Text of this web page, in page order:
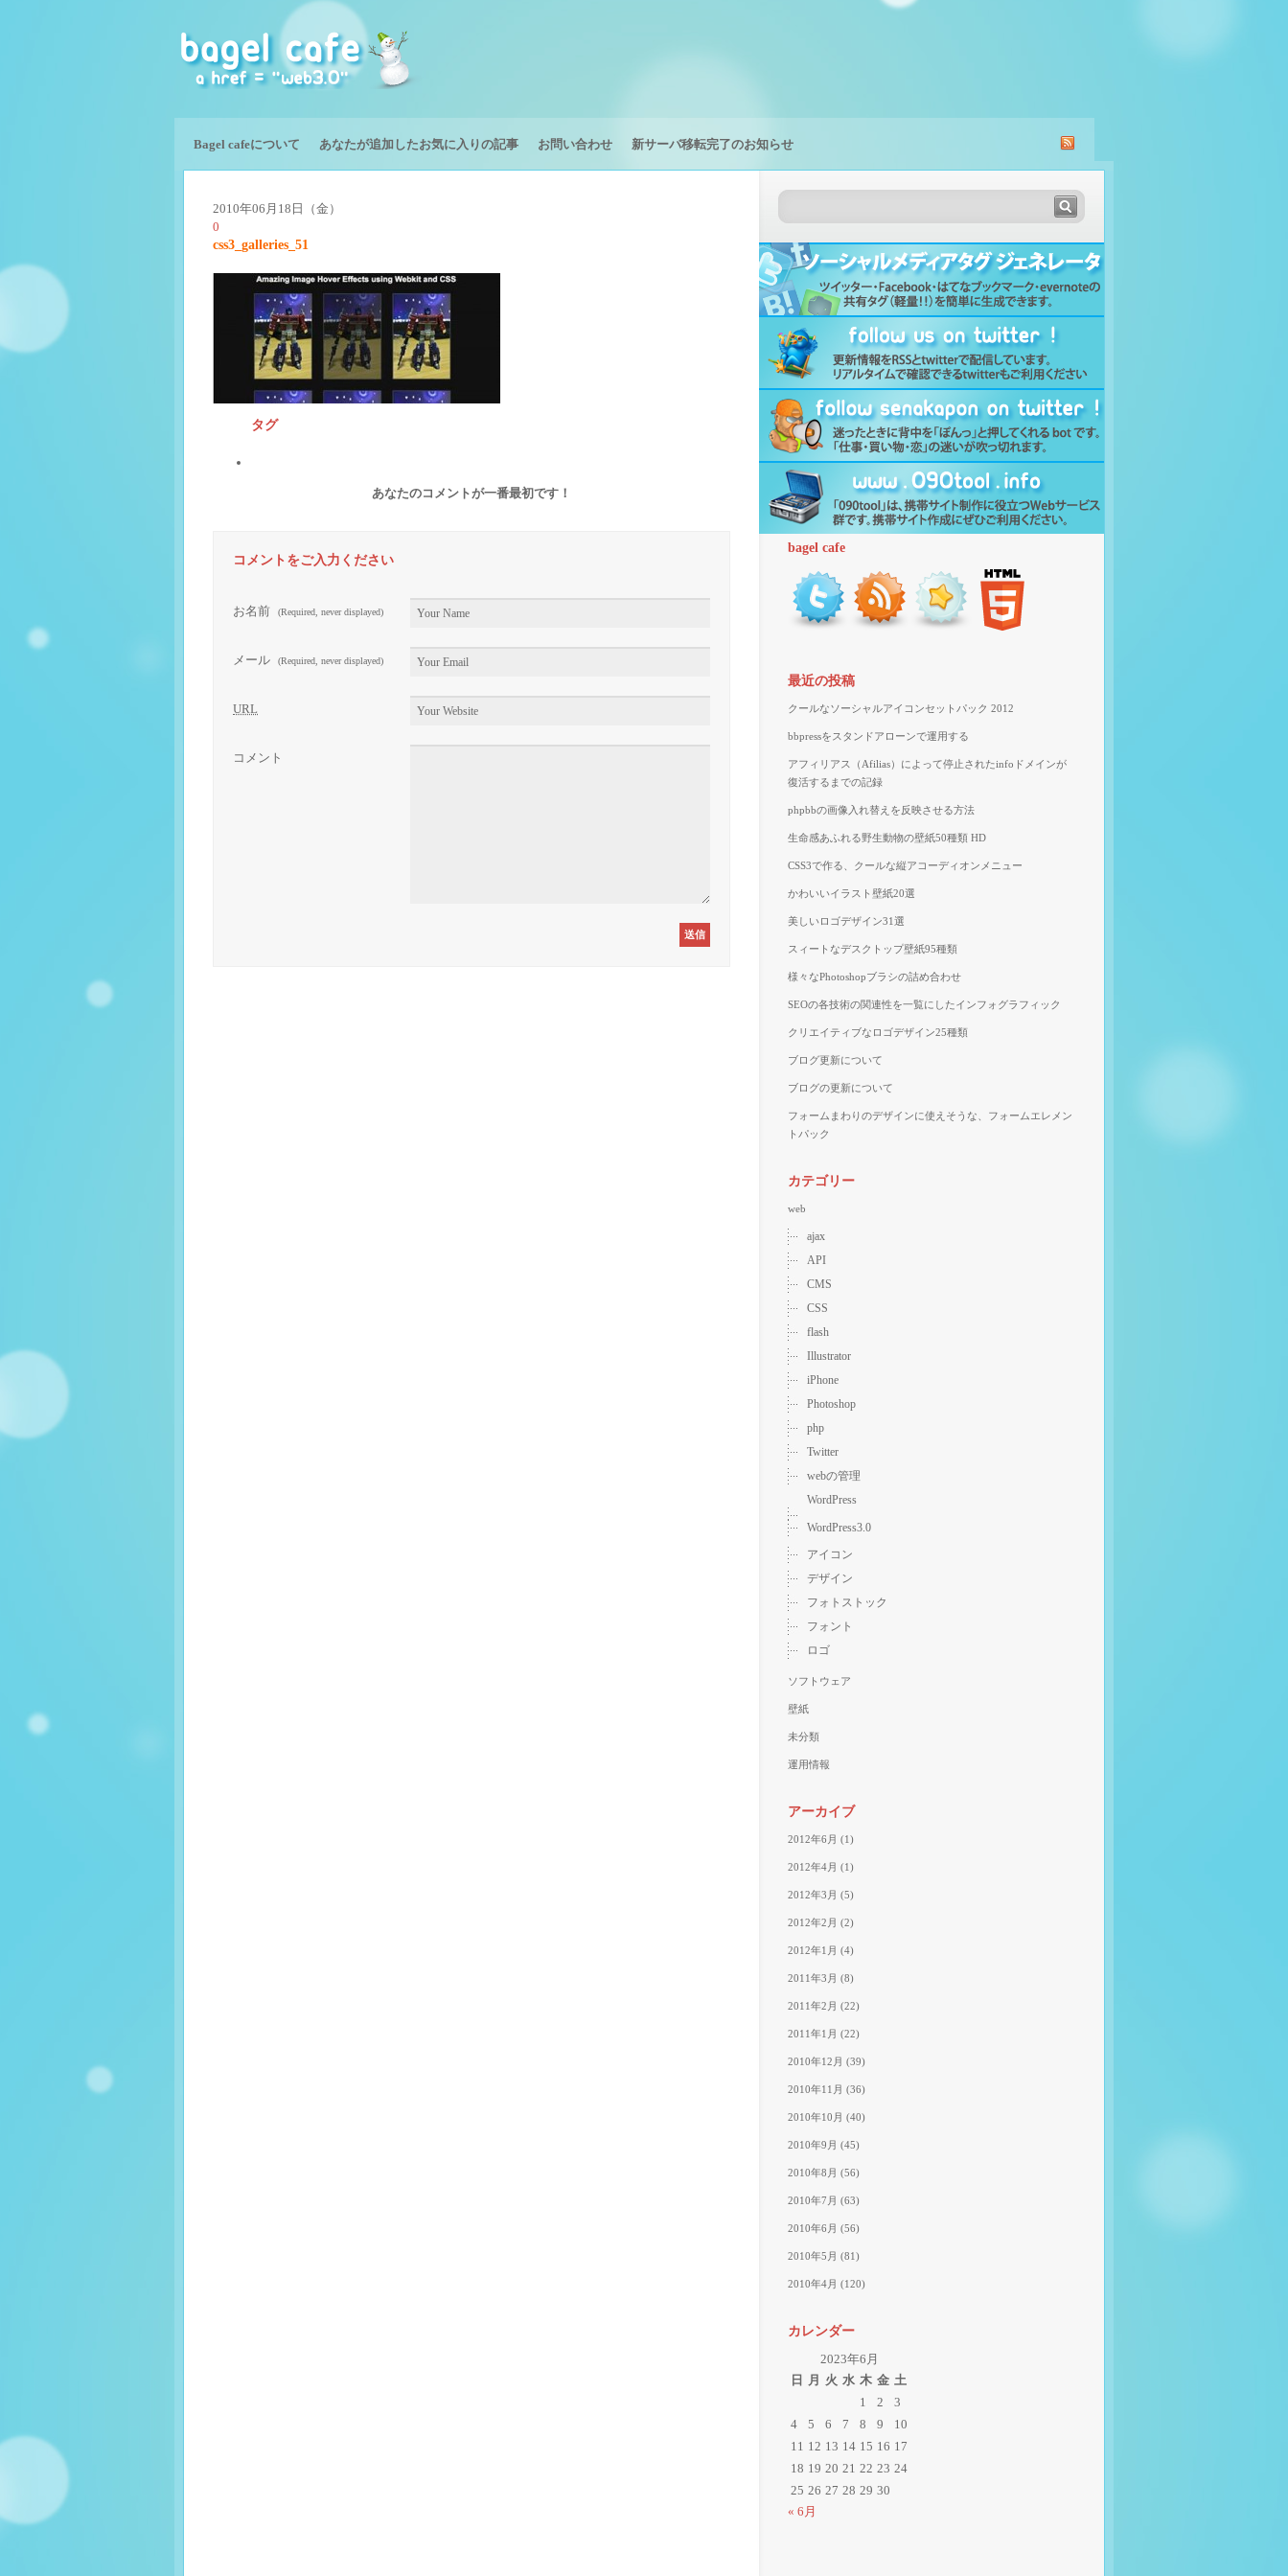
Bagel cafeについて あなたが追加したお気に入りの記事 お問い合わせ 新サーバ移転完了のお知らせ
2010年06月18日（金）
0
css3_galleries_51
タグ
あなたのコメントが一番最初です！
コメントをご入力ください
お名前 (Required, never displayed)
メール (Required, never displayed)
URL
コメント
bagel cafe
最近の投稿
クールなソーシャルアイコンセットパック 2012
bbpressをスタンドアローンで運用する
アフィリアス（Afilias）によって停止されたinfoドメインが
復活するまでの記録
phpbbの画像入れ替えを反映させる方法
生命感あふれる野生動物の壁紙50種類 HD
CSS3で作る、クールな縦アコーディオンメニュー
かわいいイラスト壁紙20選
美しいロゴデザイン31選
スィートなデスクトップ壁紙95種類
様々なPhotoshopブラシの詰め合わせ
SEOの各技術の関連性を一覧にしたインフォグラフィック
クリエイティブなロゴデザイン25種類
ブログ更新について
ブログの更新について
フォームまわりのデザインに使えそうな、フォームエレメン
トパック
カテゴリー
web
ajax
API
CMS
CSS
flash
Illustrator
iPhone
Photoshop
php
Twitter
webの管理
WordPress
WordPress3.0
アイコン
デザイン
フォトストック
フォント
ロゴ
ソフトウェア
壁紙
未分類
運用情報
アーカイブ
2012年6月 (1)
2012年4月 (1)
2012年3月 (5)
2012年2月 (2)
2012年1月 (4)
2011年3月 (8)
2011年2月 (22)
2011年1月 (22)
2010年12月 (39)
2010年11月 (36)
2010年10月 (40)
2010年9月 (45)
2010年8月 (56)
2010年7月 (63)
2010年6月 (56)
2010年5月 (81)
2010年4月 (120)
カレンダー
2023年6月
日
月 火 水 木 金 土
1
2
3
4
5 6 7 8 9
10
11 12 13 14 15 16 17
18 19 20 21 22 23 24
25 26 27 28 29 30
« 6月